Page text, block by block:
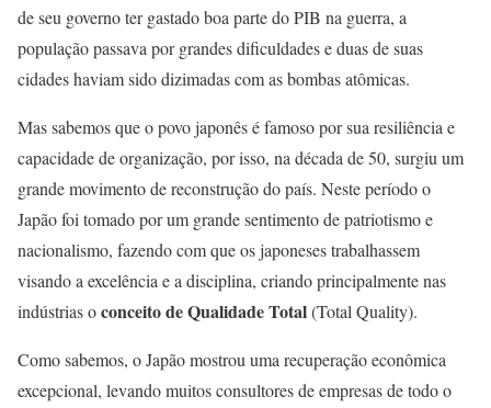
de seu governo ter gastado boa parte do PIB na guerra, a
população passava por grandes dificuldades e duas de suas
cidades haviam sido dizimadas com as bombas atômicas.
Mas sabemos que o povo japonês é famoso por sua resiliência e
capacidade de organização, por isso, na década de 50, surgiu um
grande movimento de reconstrução do país. Neste período o
Japão foi tomado por um grande sentimento de patriotismo e
nacionalismo, fazendo com que os japoneses trabalhassem
visando a excelência e a disciplina, criando principalmente nas
indústrias oconceito de Qualidade Total(Total Quality).
Como sabemos, o Japão mostrou uma recuperação econômica
excepcional, levando muitos consultores de empresas de todo o